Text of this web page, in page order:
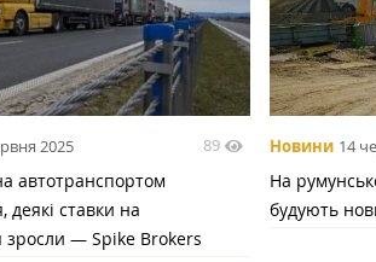
2025 89
автотранспортом
деякі ставки на
зросли — Spike Brokers
Новини 14
На
будують